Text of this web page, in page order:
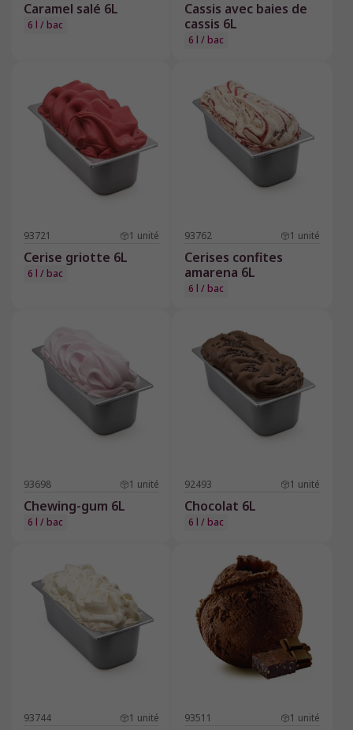
Caramel salé 6L
6 l / bac
Cassis avec baies de
cassis 6L
6 l / bac
93721 1 unité
Cerise griotte 6L
6 l / bac
93762 1 unité
Cerises confites
amarena 6L
6 l / bac
93698 1 unité
Chewing-gum 6L
6 l / bac
92493 1 unité
Chocolat 6L
6 l / bac
93744 1 unité 93511 1 unité